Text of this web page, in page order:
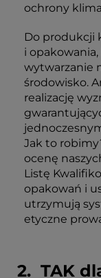
ochrony
Do produkcji
i
wytwarzanie
środowisko.
realizację
Jak to
ocenę
Listę
opakowań i
utrzymują
etyczne
2. TAK